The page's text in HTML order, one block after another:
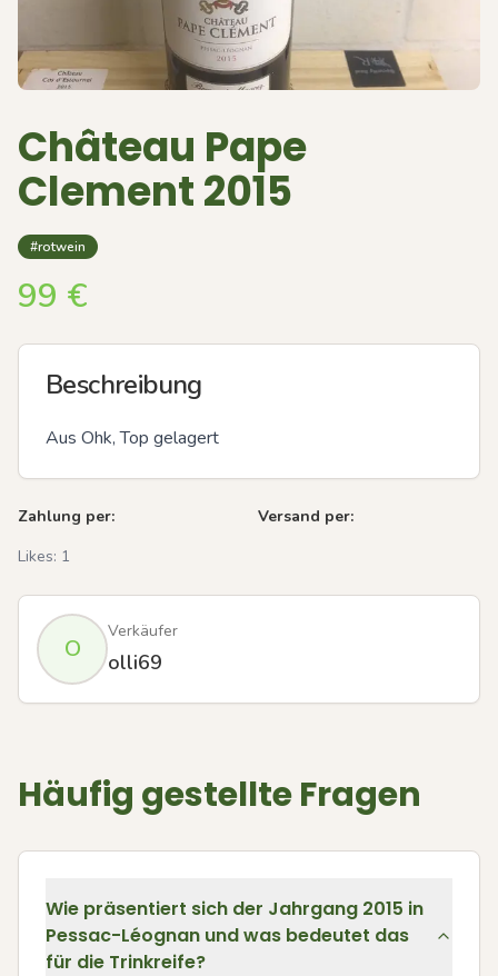
Château Pape
Clement 2015
#rotwein
99 €
Beschreibung
Aus Ohk, Top gelagert
Zahlung per:
Versand per:
Likes: 1
O
Verkäufer
olli69
Häufig gestellte Fragen
Wie präsentiert sich der Jahrgang 2015 in
Pessac-Léognan und was bedeutet das
für die Trinkreife?